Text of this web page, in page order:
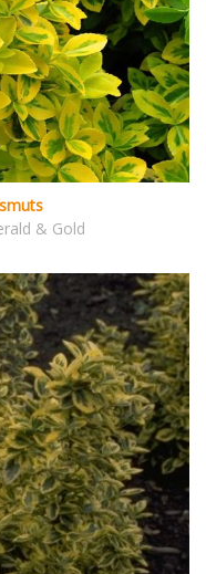
& Gold